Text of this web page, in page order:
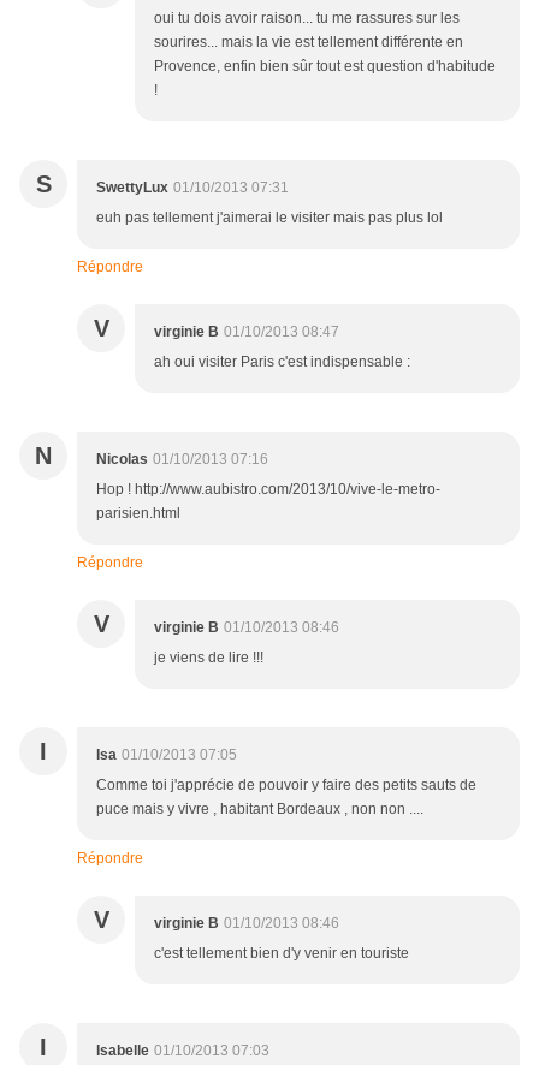
oui tu dois avoir raison... tu me rassures sur les
sourires... mais la vie est tellement différente en
Provence, enfin bien sûr tout est question d'habitude
!
S SwettyLux 01/10/2013 07:31
euh pas tellement j'aimerai le visiter mais pas plus lol
Répondre
V virginie B 01/10/2013 08:47
ah oui visiter Paris c'est indispensable :
N Nicolas 01/10/2013 07:16
Hop ! http://www.aubistro.com/2013/10/vive-le-metro-
parisien.html
Répondre
V virginie B 01/10/2013 08:46
je viens de lire !!!
I Isa 01/10/2013 07:05
Comme toi j'apprécie de pouvoir y faire des petits sauts de
puce mais y vivre , habitant Bordeaux , non non ....
Répondre
V virginie B 01/10/2013 08:46
c'est tellement bien d'y venir en touriste
I Isabelle 01/10/2013 07:03